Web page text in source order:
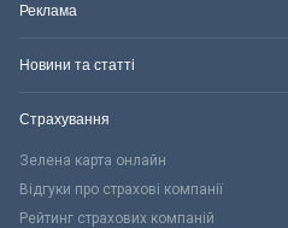
Реклама
Новини та статті
Страхування
Зелена карта онлайн
Відгуки про страхові компанії
Рейтинг страхових компаній